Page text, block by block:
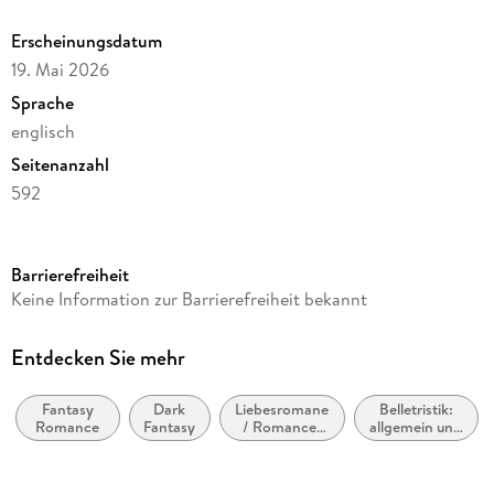
Erscheinungsdatum
19. Mai 2026
Sprache
englisch
Seitenanzahl
592
Autor/Autorin
Verlag/Hersteller
Produktart
kartoniert
Barrierefreiheit
Keine Information zur Barrierefreiheit bekannt
Entdecken Sie mehr
Fantasy
Romance
Dark
Fantasy
Liebesromane
/ Romance:
Romantasy,
Belletristik:
allgemein und
literarisch,